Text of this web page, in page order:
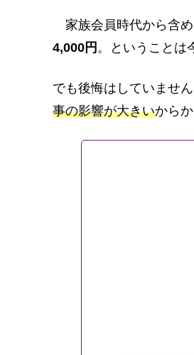
家族会員時代から含
4,000円 。ということは
でも後悔はしていませ
事の影響が大きいからか